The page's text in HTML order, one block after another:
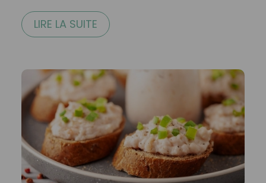
LIRE LA SUITE